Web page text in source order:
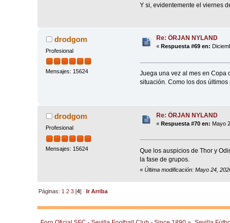
Y si, evidentemente el viernes
drodgom
Profesional
Mensajes: 15624
Re: ÖRJAN NYLAND
«Respuesta #69 en:
Juega una vez al mes en Copa
situación. Como los dos
drodgom
Profesional
Mensajes: 15624
Re: ÖRJAN NYLAND
«Respuesta #70 en: Mayo
Que los auspicios de Thor y
la fase de grupos.
« Última modificación: Mayo 24,
Páginas: 1 2 3 [4]Ir Arriba